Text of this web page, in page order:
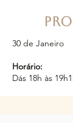
30 de Janeiro
Horário:
Dás 18h às